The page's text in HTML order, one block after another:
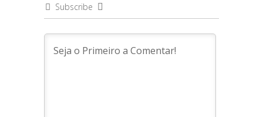
Subscribe